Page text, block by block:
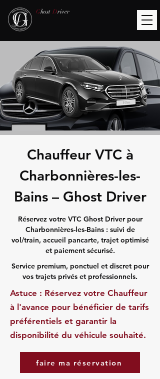
Ghost Driver
Chauffeur VTC à
Charbonnières-les-
Bains – Ghost Driver
Réservez votre VTC Ghost Driver pour
Charbonnières-les-Bains : suivi de
vol/train, accueil pancarte, trajet optimisé
et paiement sécurisé.
Service premium, ponctuel et discret pour
vos trajets privés et professionnels.
Astuce : Réservez votre Chauffeur
à l'avance pour bénéficier de tarifs
préférentiels et garantir la
disponibilité du véhicule souhaité.
faire ma réservation